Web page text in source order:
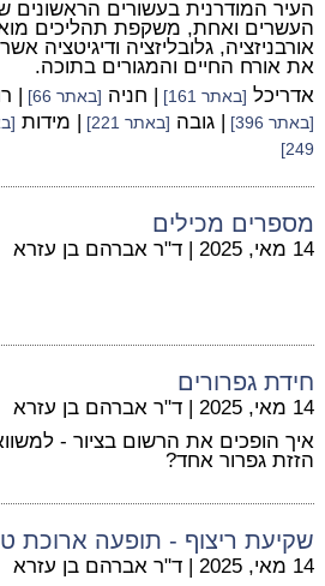
העיר המודרנית בעשורים
העשרים ואחת, משקפת תהליכים
אורבניזציה, גלובליזציה ודיגיטציה
את אורח החיים והמגורים בתוכה.
אדריכל [באתר 161] | חניה [באתר 66] |
[באתר 396] | גובה [באתר 221] | מידות
249]
מספרים מכילים
14 מאי, 2025 | ד"ר אברהם בן עזרא
חידת גפרורים
14 מאי, 2025 | ד"ר אברהם בן עזרא
איך הופכים את הרשום בציור -
הזזת גפרור אחד?
שקיעת ריצוף - תופעה ארוכת
14 מאי, 2025 | ד"ר אברהם בן עזרא